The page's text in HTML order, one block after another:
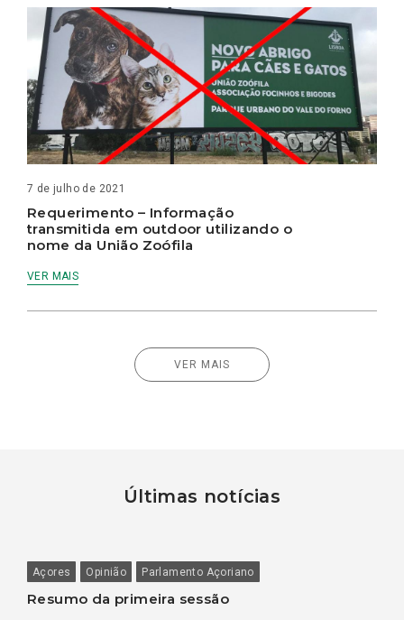
7 de julho de 2021
Requerimento – Informação
transmitida em outdoor utilizando o
nome da União Zoófila
VER MAIS
VER MAIS
Últimas notícias
Açores Opinião Parlamento Açoriano
Resumo da primeira sessão